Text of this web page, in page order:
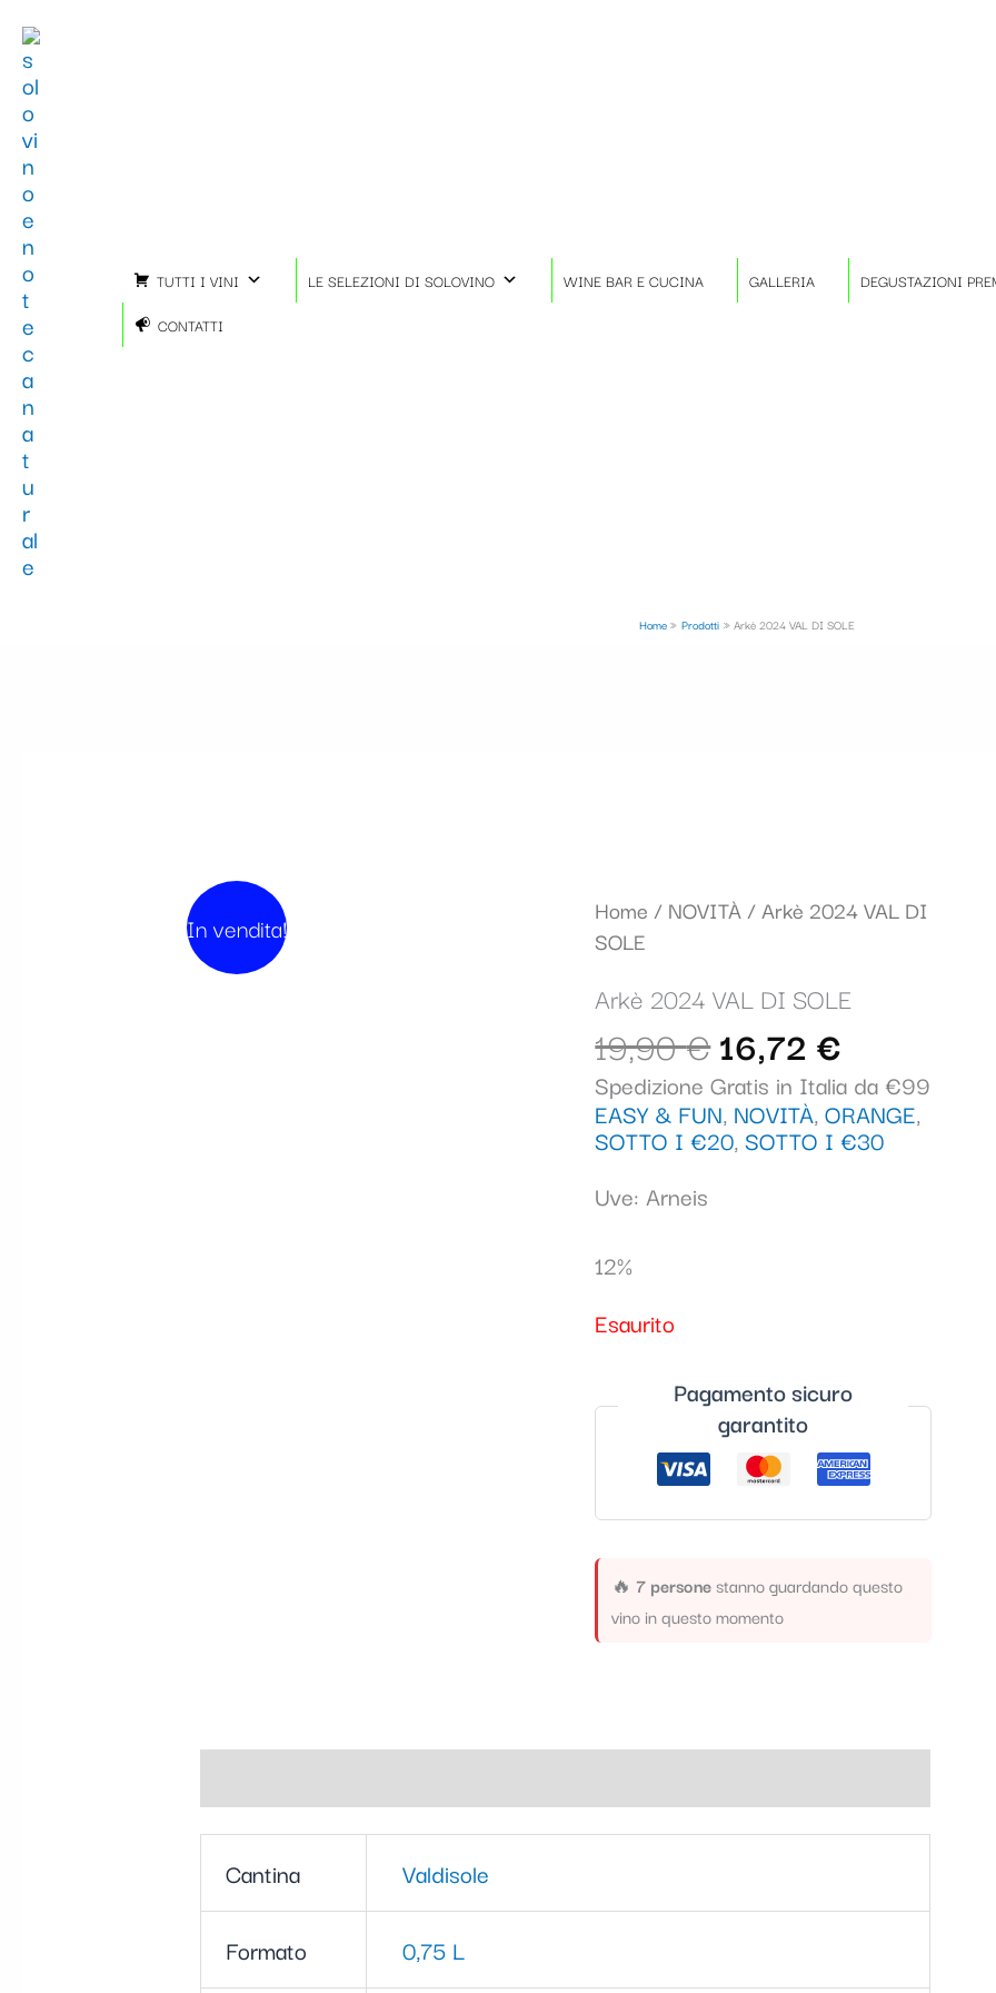
contenuto
TUTTI I VINI LE SELEZIONI DI SOLOVINO WINE BAR E CUCINA GALLERIA DEGUSTAZIONI
CONTATTI
Home Prodotti Arkè 2024 VAL DI SOLE
In vendita! Home / NOVITÀ/ Arkè 2024 VAL DI
SOLE
Arkè 2024 VAL DI SOLE
19,90€
Il
era:
19,90 €.
16,72 €
Il
è:
Spedizione Gratis in Italia da €99
EASY & FUN, NOVITÀ,ORANGE,
SOTTO I €20,SOTTO I €30
Uve: Arneis
12%
Esaurito
Pagamento sicuro
garantito
🔥7 personestanno guardando questo
vino in questo momento
Cantina Valdisole
Formato 0,75 L